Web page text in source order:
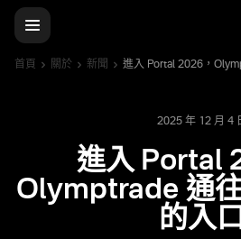
首頁 關於 新聞 進入 Portal 2026，
2025 年 12 月 4
進入 Portal
Olymptrade 通
的入口